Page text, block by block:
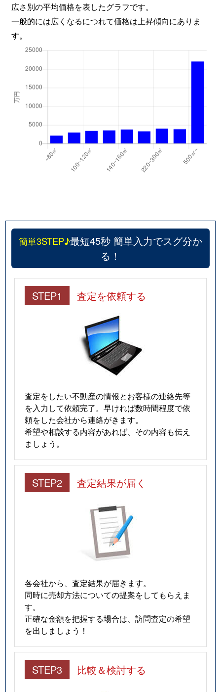
広さ別の平均価格を表したグラフです。
一般的には広くなるにつれて価格は上昇傾向にありま
す。
簡単3STEP♪最短45秒 簡単入力でスグ分か
る！
STEP1 査定を依頼する
査定をしたい不動産の情報とお客様の連絡先等
を入力して依頼完了。早ければ数時間程度で依
頼をした会社から連絡がきます。
希望や相談する内容があれば、その内容も伝え
ましょう。
STEP2 査定結果が届く
各会社から、査定結果が届きます。
同時に売却方法についての提案をしてもらえま
す。
正確な金額を把握する場合は、訪問査定の希望
を出しましょう！
STEP3 比較＆検討する